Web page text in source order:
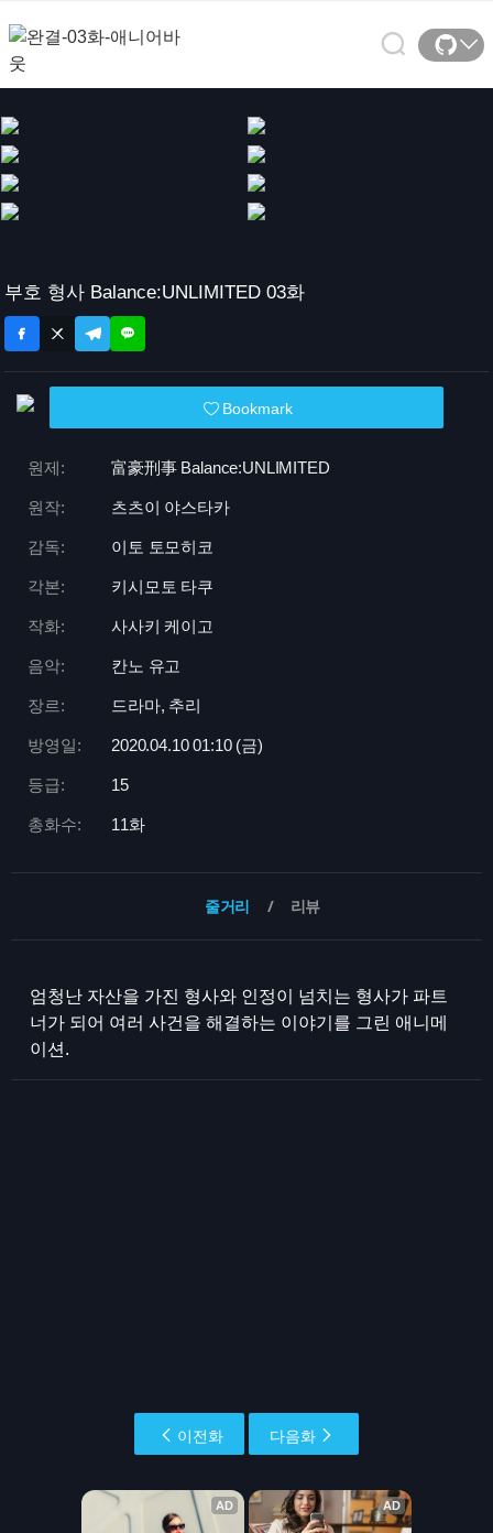
부호 형사 Balance:UNLIMITED 03화
Bookmark
원제: 富豪刑事 Balance:UNLIMITED
원작: 츠츠이 야스타카
감독: 이토 토모히코
각본: 키시모토 타쿠
작화: 사사키 케이고
음악: 칸노 유고
장르: 드라마, 추리
방영일: 2020.04.10 01:10 (금)
등급: 15
총화수: 11화
줄거리 리뷰
엄청난 자산을 가진 형사와 인정이 넘치는 형사가 파트
너가 되어 여러 사건을 해결하는 이야기를 그린 애니메
이션.
이전화 다음화